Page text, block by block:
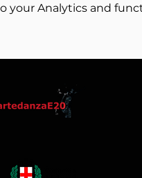
your Analytics and